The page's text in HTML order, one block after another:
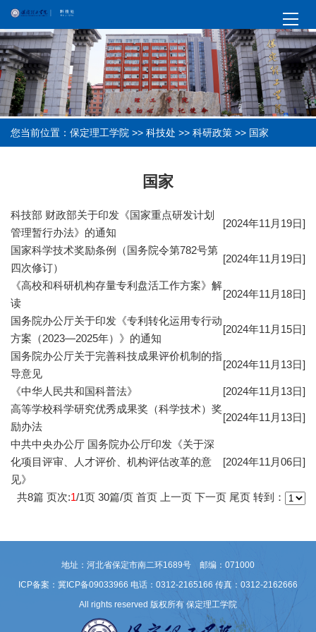
您当前位置： 保定理工学院 >> 科技处 >> 科研政策 >> 国家
国家
科技部 财政部关于印发《国家重点研发计划
管理暂行办法》的通知
[2024年11月19日]
国家科学技术奖励条例（国务院令第782号第
四次修订）
[2024年11月19日]
《高校和科研机构存量专利盘活工作方案》解
读
[2024年11月18日]
国务院办公厅关于印发《专利转化运用专行动
方案（2023—2025年）》的通知
[2024年11月15日]
国务院办公厅关于完善科技成果评价机制的指
导意见
[2024年11月13日]
《中华人民共和国科普法》
[2024年11月13日]
高等学校科学研究优秀成果奖（科学技术）奖
励办法
[2024年11月13日]
中共中央办公厅 国务院办公厅印发《关于深
化项目评审、人才评价、机构评估改革的意
见》
[2024年11月06日]
共8篇 页次:1/1页 30篇/页 首页 上一页 下一页 尾页 转到：
地址：河北省保定市南二环1689号 邮编：071000
ICP备案：冀ICP备09033966 电话：0312-2165166 传真：0312-2162666
All rights reserved 版权所有 保定理工学院